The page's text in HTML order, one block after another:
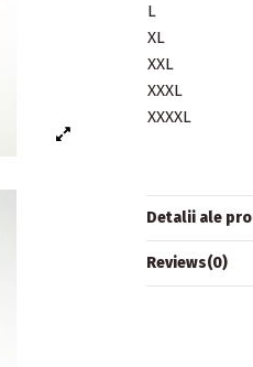
L
XL
XXL
XXXL
XXXXL
Detalii ale
Reviews(0)